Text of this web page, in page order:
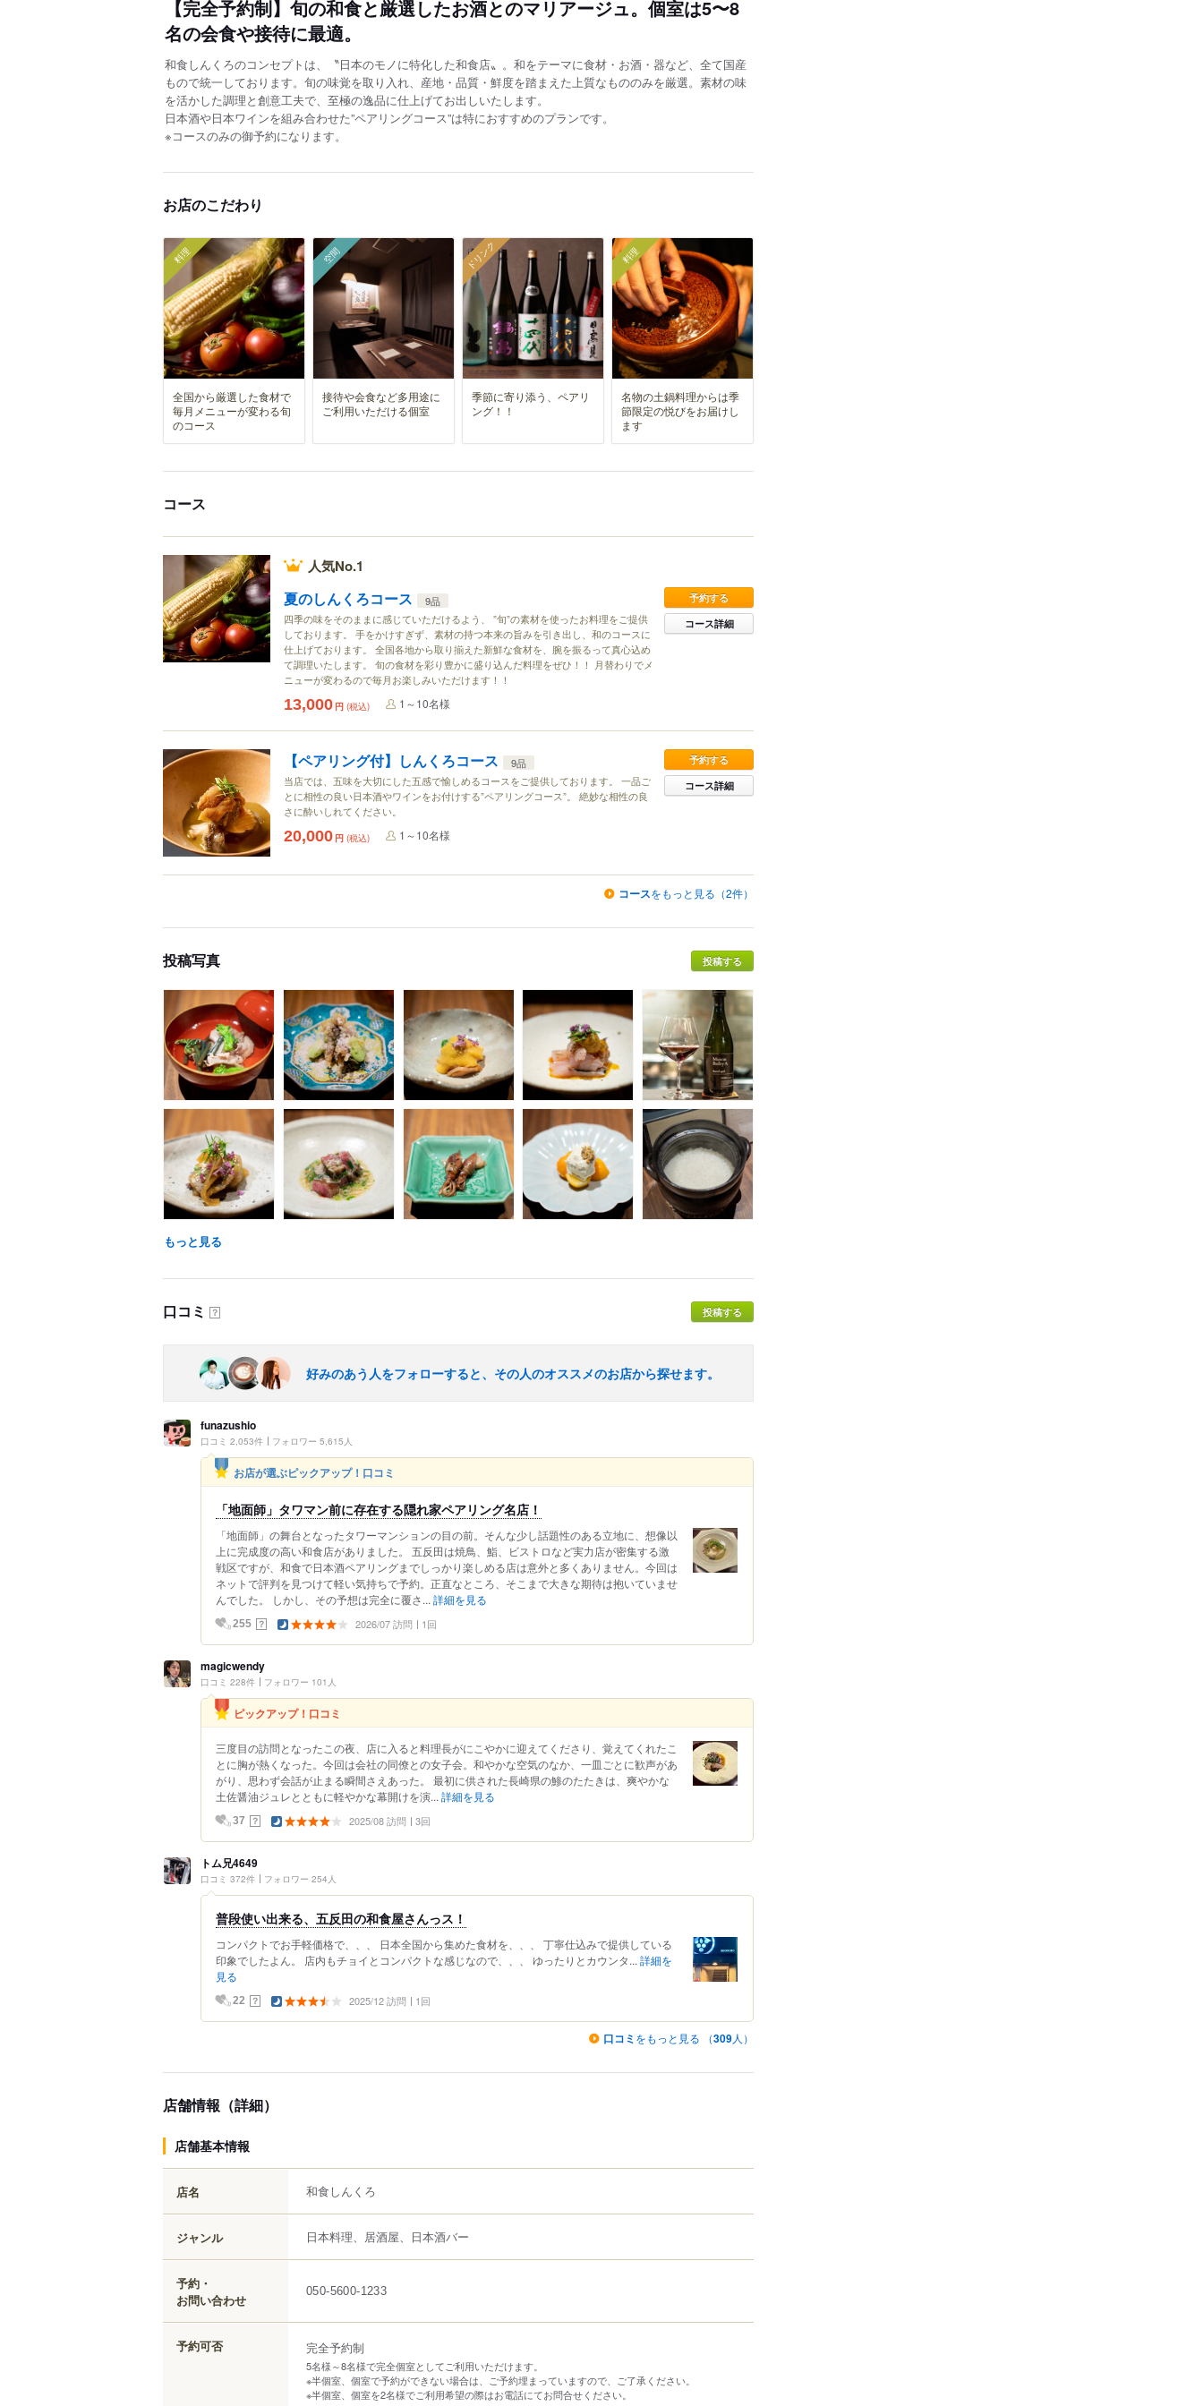
【完全予約制】旬の和食と厳選したお酒とのマリアージュ。個室は5〜8
名の会食や接待に最適。
和食しんくろのコンセプトは、〝日本のモノに特化した和食店〟。和をテーマに食材・お酒・器など、全て国産
もので統一しております。旬の味覚を取り入れ、産地・品質・鮮度を踏まえた上質なもののみを厳選。素材の味
を活かした調理と創意工夫で、至極の逸品に仕上げてお出しいたします。
日本酒や日本ワインを組み合わせた”ペアリングコース”は特におすすめのプランです。
※コースのみの御予約になります。
お店のこだわり
料理
全国から厳選した食材で
毎月メニューが変わる旬
のコース
空間
接待や会食など多用途に
ご利用いただける個室
ドリンク
季節に寄り添う、ペアリ
ング！！
料理
名物の土鍋料理からは季
節限定の悦びをお届けし
ます
コース
人気No.1
夏のしんくろコース
9品
四季の味をそのままに感じていただけるよう、 ”旬”の素材を使ったお料理をご提供
しております。 手をかけすぎず、素材の持つ本来の旨みを引き出し、和のコースに
仕上げております。 全国各地から取り揃えた新鮮な食材を、腕を振るって真心込め
て調理いたします。 旬の食材を彩り豊かに盛り込んだ料理をぜひ！！ 月替わりでメ
ニューが変わるので毎月お楽しみいただけます！！
予約する
コース詳細
13,000 円 (税込) 1～10名様
【ペアリング付】しんくろコース
9品
当店では、五味を大切にした五感で愉しめるコースをご提供しております。 一品ご
とに相性の良い日本酒やワインをお付けする”ペアリングコース”。 絶妙な相性の良
さに酔いしれてください。
予約する
コース詳細
20,000 円 (税込) 1～10名様
コースをもっと見る（2件）
投稿写真 投稿する
もっと見る
口コミ ？ 投稿する
好みのあう人をフォローすると、その人のオススメのお店から探せます。
funazushio
口コミ 2,053件 フォロワー 5,615人
お店が選ぶピックアップ！口コミ
「地面師」タワマン前に存在する隠れ家ペアリング名店！
「地面師」の舞台となったタワーマンションの目の前。そんな少し話題性のある立地に、想像以
上に完成度の高い和食店がありました。 五反田は焼鳥、鮨、ビストロなど実力店が密集する激
戦区ですが、和食で日本酒ペアリングまでしっかり楽しめる店は意外と多くありません。今回は
ネットで評判を見つけて軽い気持ちで予約。正直なところ、そこまで大きな期待は抱いていませ
んでした。 しかし、その予想は完全に覆さ... 詳細を見る
255 ？ 2026/07 訪問 1回
magicwendy
口コミ 228件 フォロワー 101人
ピックアップ！口コミ
三度目の訪問となったこの夜、店に入ると料理長がにこやかに迎えてくださり、覚えてくれたこ
とに胸が熱くなった。今回は会社の同僚との女子会。和やかな空気のなか、一皿ごとに歓声があ
がり、思わず会話が止まる瞬間さえあった。 最初に供された長崎県の鯵のたたきは、爽やかな
土佐醤油ジュレとともに軽やかな幕開けを演... 詳細を見る
37 ？ 2025/08 訪問 3回
トム兄4649
口コミ 372件 フォロワー 254人
普段使い出来る、五反田の和食屋さんっス！
コンパクトでお手軽価格で、、、 日本全国から集めた食材を、、、 丁寧仕込みで提供している
印象でしたよん。 店内もチョイとコンパクトな感じなので、、、 ゆったりとカウンタ... 詳細を
見る
22 ？ 2025/12 訪問 1回
口コミ をもっと見る （309人）
店舗情報（詳細）
店舗基本情報
店名 和食しんくろ
ジャンル 日本料理、居酒屋、日本酒バー
予約・
お問い合わせ
050-5600-1233
予約可否 完全予約制
5名様～8名様で完全個室としてご利用いただけます。
※半個室、個室で予約ができない場合は、ご予約埋まっていますので、ご了承ください。
※半個室、個室を2名様でご利用希望の際はお電話にてお問合せください。